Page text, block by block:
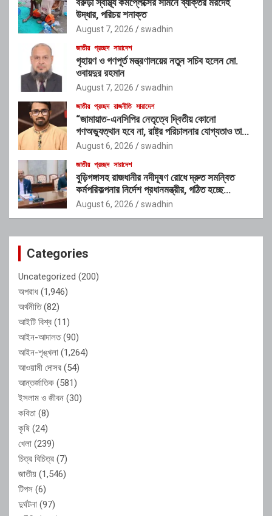
উদ্ধার, পরিচয় শনাক্ত
August 7, 2026 swadhin
জাতীয় প্রচ্ছদ সারাদেশ
গৃহায়ণ ও গণপূর্ত মন্ত্রণালয়ের নতুন সচিব হলেন মো.
ওবায়দুর রহমান
August 7, 2026 swadhin
জাতীয় প্রচ্ছদ রাজনীতি সারাদেশ
“জামায়াত-এনসিপির নেতৃত্বে দ্বিতীয় কোনো
গণঅভ্যুত্থান হবে না, রাষ্ট্র পরিচালনার যোগ্যতাও তাদের
নেই”: রাশেদ খাঁনের
August 6, 2026 swadhin
জাতীয় প্রচ্ছদ সারাদেশ
বুড়িগঙ্গাসহ রাজধানীর নদীদূষণ রোধে দ্রুত সমন্বিত
কর্মপরিকল্পনার নির্দেশ প্রধানমন্ত্রীর, গঠিত হচ্ছে
আন্তঃসংস্থা সমন্বয় কমিটি
August 6, 2026 swadhin
Categories
Uncategorized (200)
অপরাধ (1,946)
অর্থনীতি(82)
আইটি বিশ্ব (11)
আইন-আদালত(90)
আইন-শৃঙ্খলা (1,264)
আওয়ামী দোসর (54)
আন্তর্জাতিক (581)
ইসলাম ও জীবন (30)
কবিতা (8)
কৃষি (24)
খেলা (239)
চিত্র বিচিত্র (7)
জাতীয় (1,546)
টিপস (6)
দুর্ঘটনা (97)